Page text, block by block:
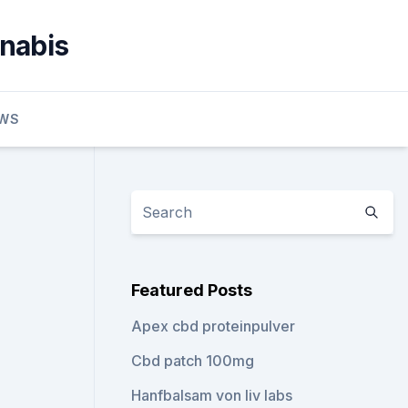
Featured Posts
Apex cbd proteinpulver
Cbd patch 100mg
Hanfbalsam von liv labs